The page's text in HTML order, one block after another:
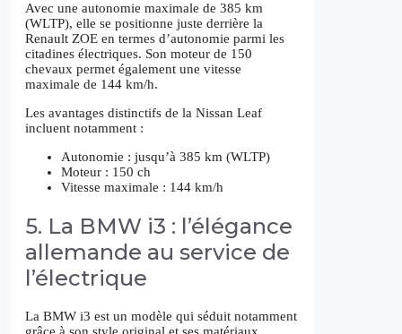
Avec une autonomie maximale de 385 km
(WLTP), elle se positionne juste derrière la
Renault ZOE en termes d’autonomie parmi les
citadines électriques. Son moteur de 150
chevaux permet également une vitesse
maximale de 144 km/h.
Les avantages distinctifs de la Nissan Leaf
incluent notamment :
Autonomie : jusqu’à 385 km (WLTP)
Moteur : 150 ch
Vitesse maximale : 144 km/h
5. La BMW i3 : l’élégance
allemande au service de
l’électrique
La BMW i3 est un modèle qui séduit notamment